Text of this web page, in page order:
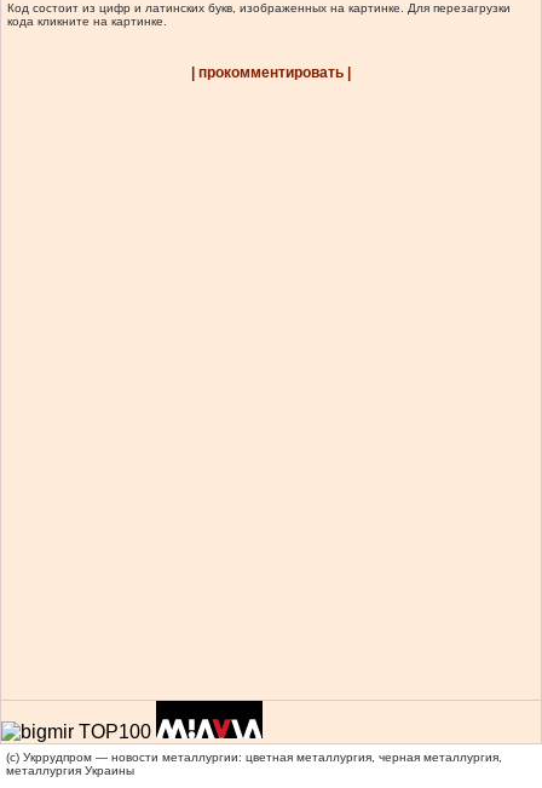
Код состоит из цифр и латинских букв, изображенных на картинке. Для перезагрузки
кода кликните на картинке.
| прокомментировать |
(c) Укррудпром — новости металлургии: цветная металлургия, черная металлургия,
металлургия Украины